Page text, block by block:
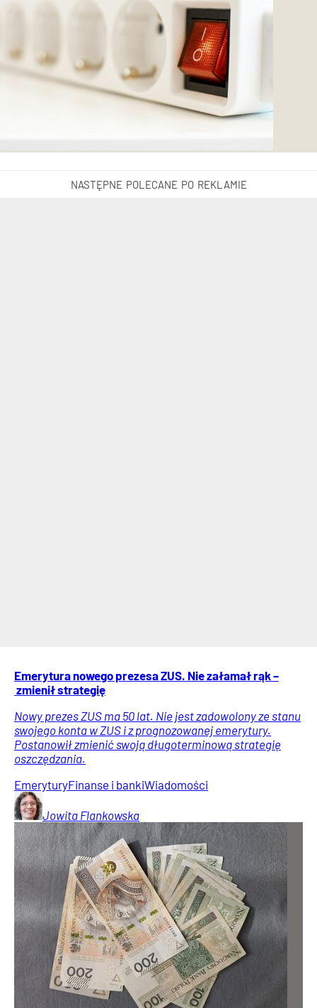
Emerytura nowego prezesa ZUS. Nie załamał rąk –
zmienił strategię
Nowy prezes ZUS ma 50 lat. Nie jest zadowolony ze stanu
swojego konta w ZUS i z prognozowanej emerytury.
Postanowił zmienić swoją długoterminową strategię
oszczędzania.
EmeryturyFinanse i bankiWiadomości
Jowita Flankowska